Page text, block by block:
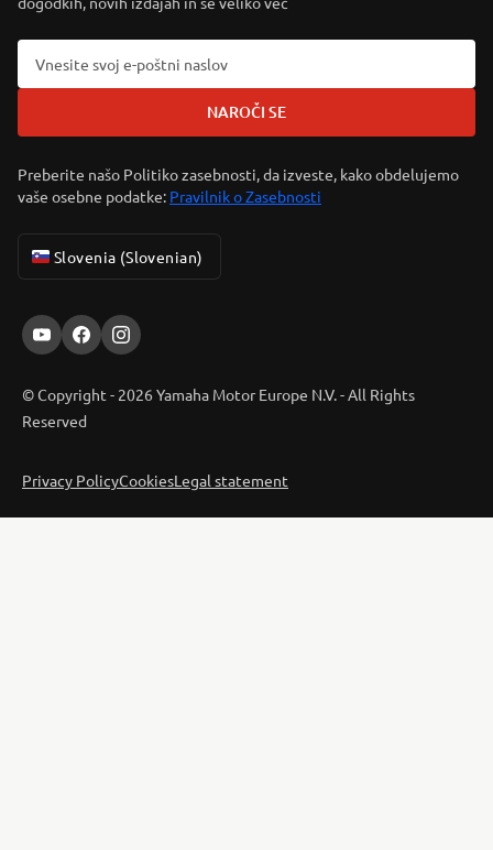
NAROČI SE
Preberite našo Politiko zasebnosti, da izveste, kako obdelujemo
vaše osebne podatke: Pravilnik o Zasebnosti
Slovenia (Slovenian)
© Copyright - 2026 Yamaha Motor Europe N.V. - All Rights
Reserved
Privacy PolicyCookiesLegal statement